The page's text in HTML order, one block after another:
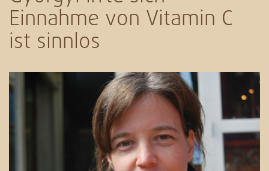
Einnahme von Vitamin C
ist sinnlos